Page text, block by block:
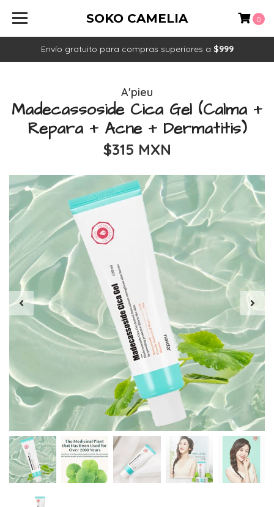
Envío gratuito para compras superiores a $999
SOKO CAMELIA 0
A'pieu
Madecassoside Cica Gel (Calma +
Repara + Acne + Dermatitis)
$315 MXN